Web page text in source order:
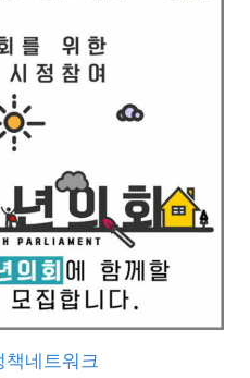
책네트워크